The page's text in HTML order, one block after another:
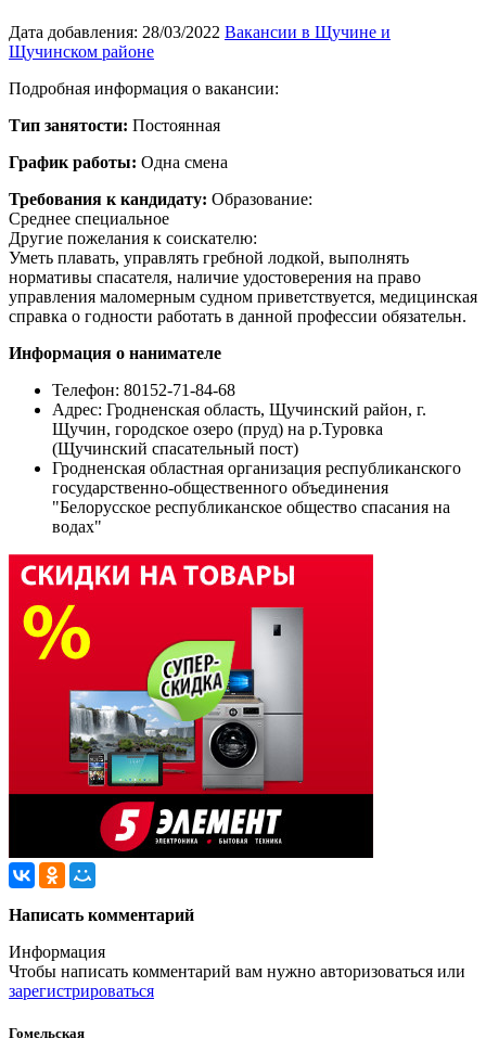
Дата добавления: 28/03/2022 Вакансии в Щучине и
Щучинском районе
Подробная информация о вакансии:
Тип занятости: Постоянная
График работы: Одна смена
Требования к кандидату: Образование:
Среднее специальное
Другие пожелания к соискателю:
Уметь плавать, управлять гребной лодкой, выполнять
нормативы спасателя, наличие удостоверения на право
управления маломерным судном приветствуется, медицинская
справка о годности работать в данной профессии обязательн.
Информация о нанимателе
Телефон: 80152-71-84-68
Адрес: Гродненская область, Щучинский район, г.
Щучин, городское озеро (пруд) на р.Туровка
(Щучинский спасательный пост)
Гродненская областная организация республиканского
государственно-общественного объединения
"Белорусское республиканское общество спасания на
водах"
Написать комментарий
Информация
Чтобы написать комментарий вам нужно авторизоваться или
зарегистрироваться
Гомельская